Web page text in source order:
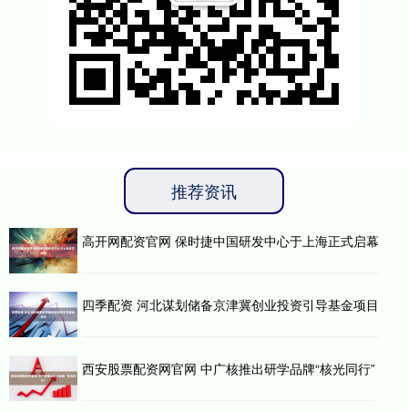
推荐资讯
高开网配资官网 保时捷中国研发中心于上海正式启幕
四季配资 河北谋划储备京津冀创业投资引导基金项目
西安股票配资网官网 中广核推出研学品牌“核光同行”